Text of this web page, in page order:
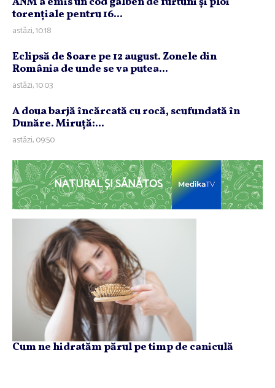
torenţiale pentru 16...
astăzi, 10:18
Eclipsă de Soare pe 12 august. Zonele din
România de unde se va putea...
astăzi, 10:03
A doua barjă încărcată cu rocă, scufundată în
Dunăre. Miruţă:...
astăzi, 09:50
NATURAL ȘI SĂNĂTOS
Cum ne hidratăm părul pe timp de caniculă